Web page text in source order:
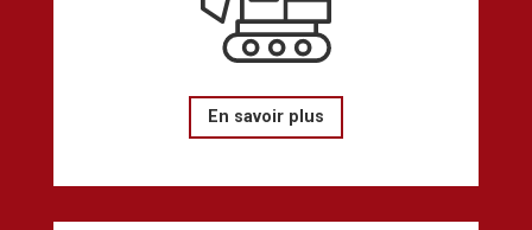
En savoir plus